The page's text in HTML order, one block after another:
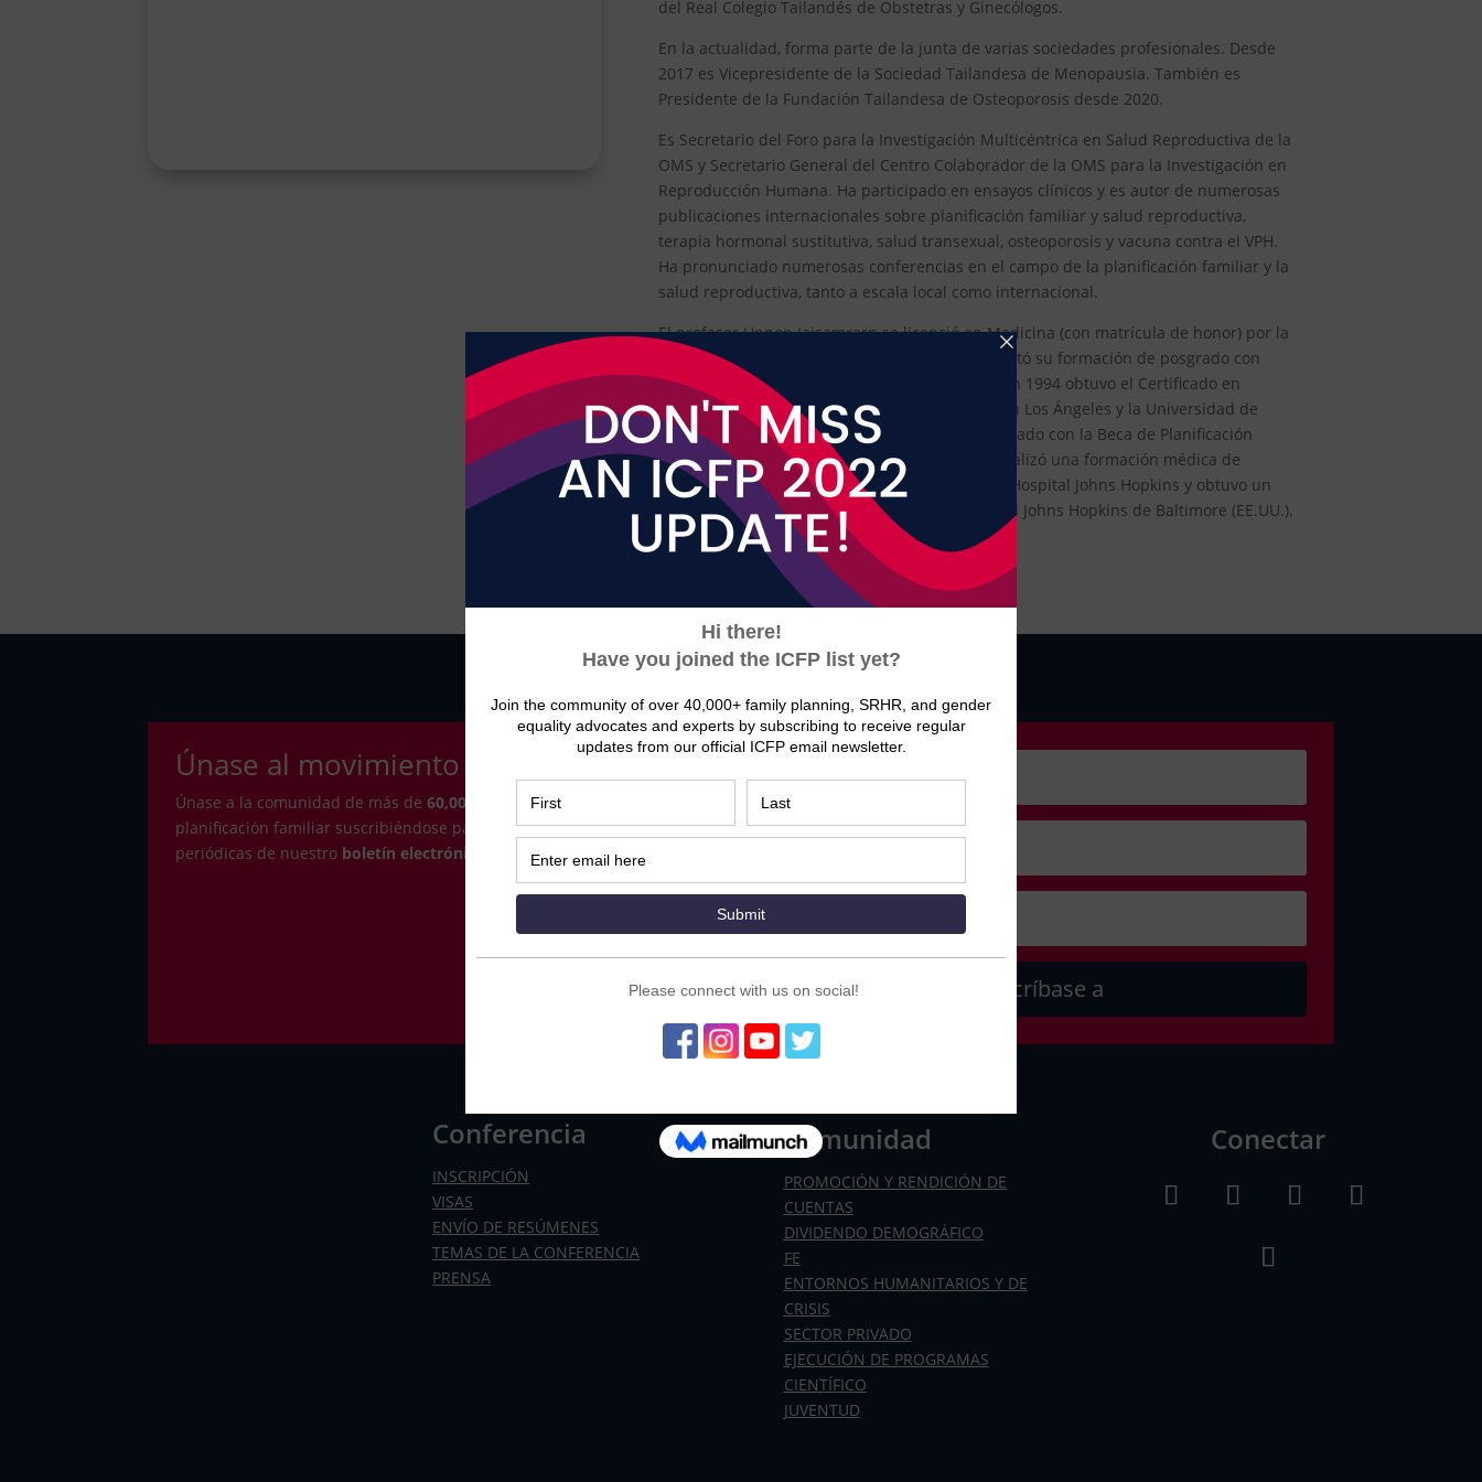
del Real Colegio Tailandés de Obstetras y Ginecólogos.
En la actualidad, forma parte de la junta de varias sociedades profesionales. Desde
2017 es Vicepresidente de la Sociedad Tailandesa de Menopausia. También es
Presidente de la Fundación Tailandesa de Osteoporosis desde 2020.
Es Secretario del Foro para la Investigación Multicéntrica en Salud Reproductiva de la
OMS y Secretario General del Centro Colaborador de la OMS para la Investigación en
Reproducción Humana. Ha participado en ensayos clínicos y es autor de numerosas
publicaciones internacionales sobre planificación familiar y salud reproductiva,
terapia hormonal sustitutiva, salud transexual, osteoporosis y vacuna contra el VPH.
Ha pronunciado numerosas conferencias en el campo de la planificación familiar y la
salud reproductiva, tanto a escala local como internacional.
El profesor Unnop Jaisamrarn se licenció en Medicina (con matrícula de honor) por la
Universidad de Chulalongkorn en 1986 y completó su formación de posgrado con
premios en Obstetricia y Ginecología en 1992. En 1994 obtuvo el Certificado en
Epidemiología de la Universidad de California en Los Ángeles y la Universidad de
Hawai en Manoa (EE.UU.). También fue galardonado con la Beca de Planificación
Familiar, premio internacional. En 1995-1996, realizó una formación médica de
posgrado en endocrinología reproductiva en el Hospital Johns Hopkins y obtuvo un
máster en salud reproductiva por la Universidad Johns Hopkins de Baltimore (EE.UU.).
Únase al movimiento
Únase a la comunidad de más de60,000+
expertos y defensores de la
planificación familiar suscribiéndose para recibir actualizaciones
periódicas de nuestro boletín electrónico oficial de la ICFP.
Suscríbase a
Conferencia
INSCRIPCIÓN
VISAS
ENVÍO DE RESÚMENES
TEMAS DE LA CONFERENCIA
PRENSA
Comunidad
PROMOCIÓN Y RENDICIÓN DE
CUENTAS
DIVIDENDO DEMOGRÁFICO
FE
ENTORNOS HUMANITARIOS Y DE
CRISIS
SECTOR PRIVADO
EJECUCIÓN DE PROGRAMAS
CIENTÍFICO
JUVENTUD
Conectar